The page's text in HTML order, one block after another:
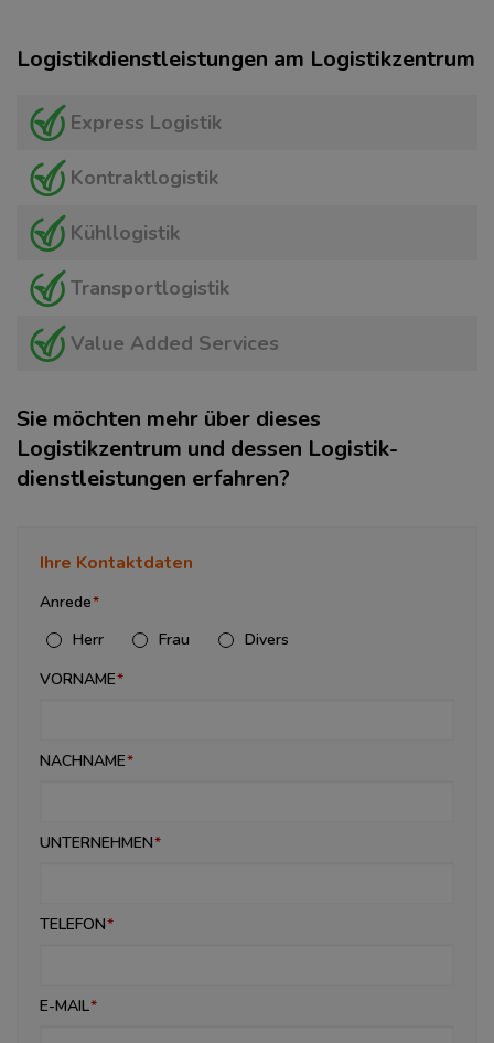
Logistikdienstleistungen am Logistikzentrum
Express Logistik
Kontraktlogistik
Kühllogistik
Transportlogistik
Value Added Services
Sie möchten mehr über dieses
Logistikzentrum und dessen Logistik­
dienstleistungen erfahren?
Ihre Kontaktdaten
Anrede
Herr
Frau
Divers
VORNAME
NACHNAME
UNTERNEHMEN
TELEFON
E-MAIL